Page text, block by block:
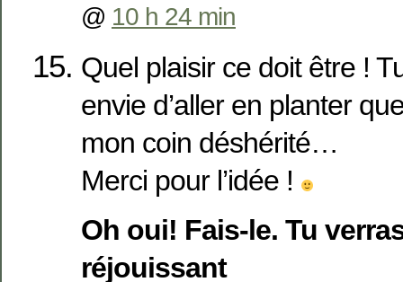
@ 10 h 24 min
Quel plaisir ce doit être !
envie d’aller en planter
mon coin déshérité…
Merci pour l’idée !
Oh oui! Fais-le. Tu
réjouissant